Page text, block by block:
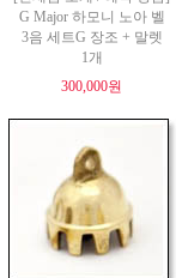
G Major 하모니 노아 벨
3음 세트G 장조 + 말렛
1개
300,000원